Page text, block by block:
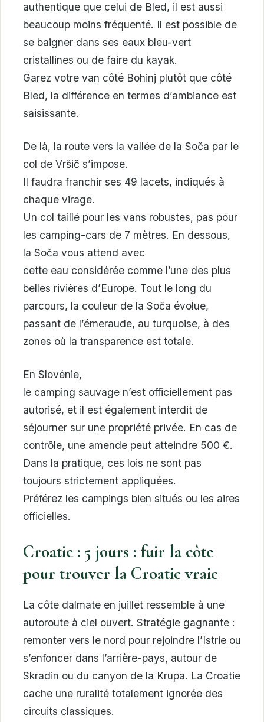
authentique que celui de Bled, il est aussi
beaucoup moins fréquenté. Il est possible de
se baigner dans ses eaux bleu-vert
cristallines ou de faire du kayak.
Garez votre van côté Bohinj plutôt que côté
Bled, la différence en termes d’ambiance est
saisissante.
De là, la route vers la vallée de la Soča par le
col de Vršič s’impose.
Il faudra franchir ses 49 lacets, indiqués à
chaque virage.
Un col taillé pour les vans robustes, pas pour
les camping-cars de 7 mètres. En dessous,
la Soča vous attend avec
cette eau considérée comme l’une des plus
belles rivières d’Europe. Tout le long du
parcours, la couleur de la Soča évolue,
passant de l’émeraude, au turquoise, à des
zones où la transparence est totale.
En Slovénie,
le camping sauvage n’est officiellement pas
autorisé, et il est également interdit de
séjourner sur une propriété privée. En cas de
contrôle, une amende peut atteindre 500 €.
Dans la pratique, ces lois ne sont pas
toujours strictement appliquées.
Préférez les campings bien situés ou les aires
officielles.
Croatie : 5 jours : fuir la côte
pour trouver la Croatie vraie
La côte dalmate en juillet ressemble à une
autoroute à ciel ouvert. Stratégie gagnante :
remonter vers le nord pour rejoindre l’Istrie ou
s’enfoncer dans l’arrière-pays, autour de
Skradin ou du canyon de la Krupa. La Croatie
cache une ruralité totalement ignorée des
circuits classiques.